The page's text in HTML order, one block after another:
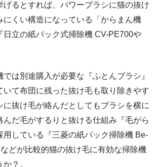
げるとすれば、パワーブラシに猫の抜け
にくい構造になっている「からまん機
日立の紙パック式掃除機 CV-PE700や
は別途購入が必要な『ふとんブラシ』
いて布団に残った抜け毛も取り除きやす
に抜け毛が絡んだとしてもブラシを横に
んだ毛がするりと抜ける仕組み『毛がら
用している『三菱の紙パック掃除機 Be-
どが比較的猫の抜け毛に有効な掃除機
？。